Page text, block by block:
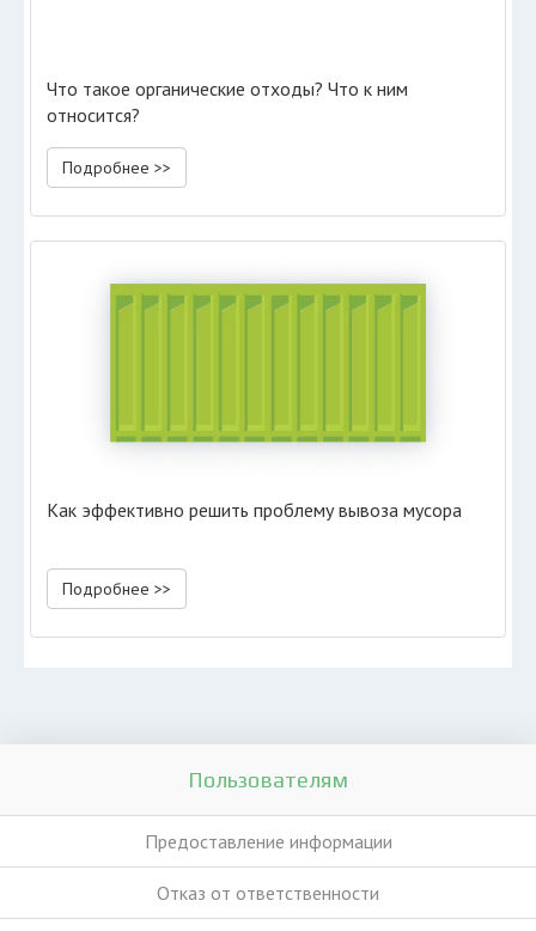
Что такое органические отходы? Что к ним
относится?
Подробнее >>
Как эффективно решить проблему вывоза мусора
Подробнее >>
Пользователям
Предоставление информации
Отказ от ответственности